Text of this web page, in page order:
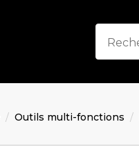
Outils multi-fonctions